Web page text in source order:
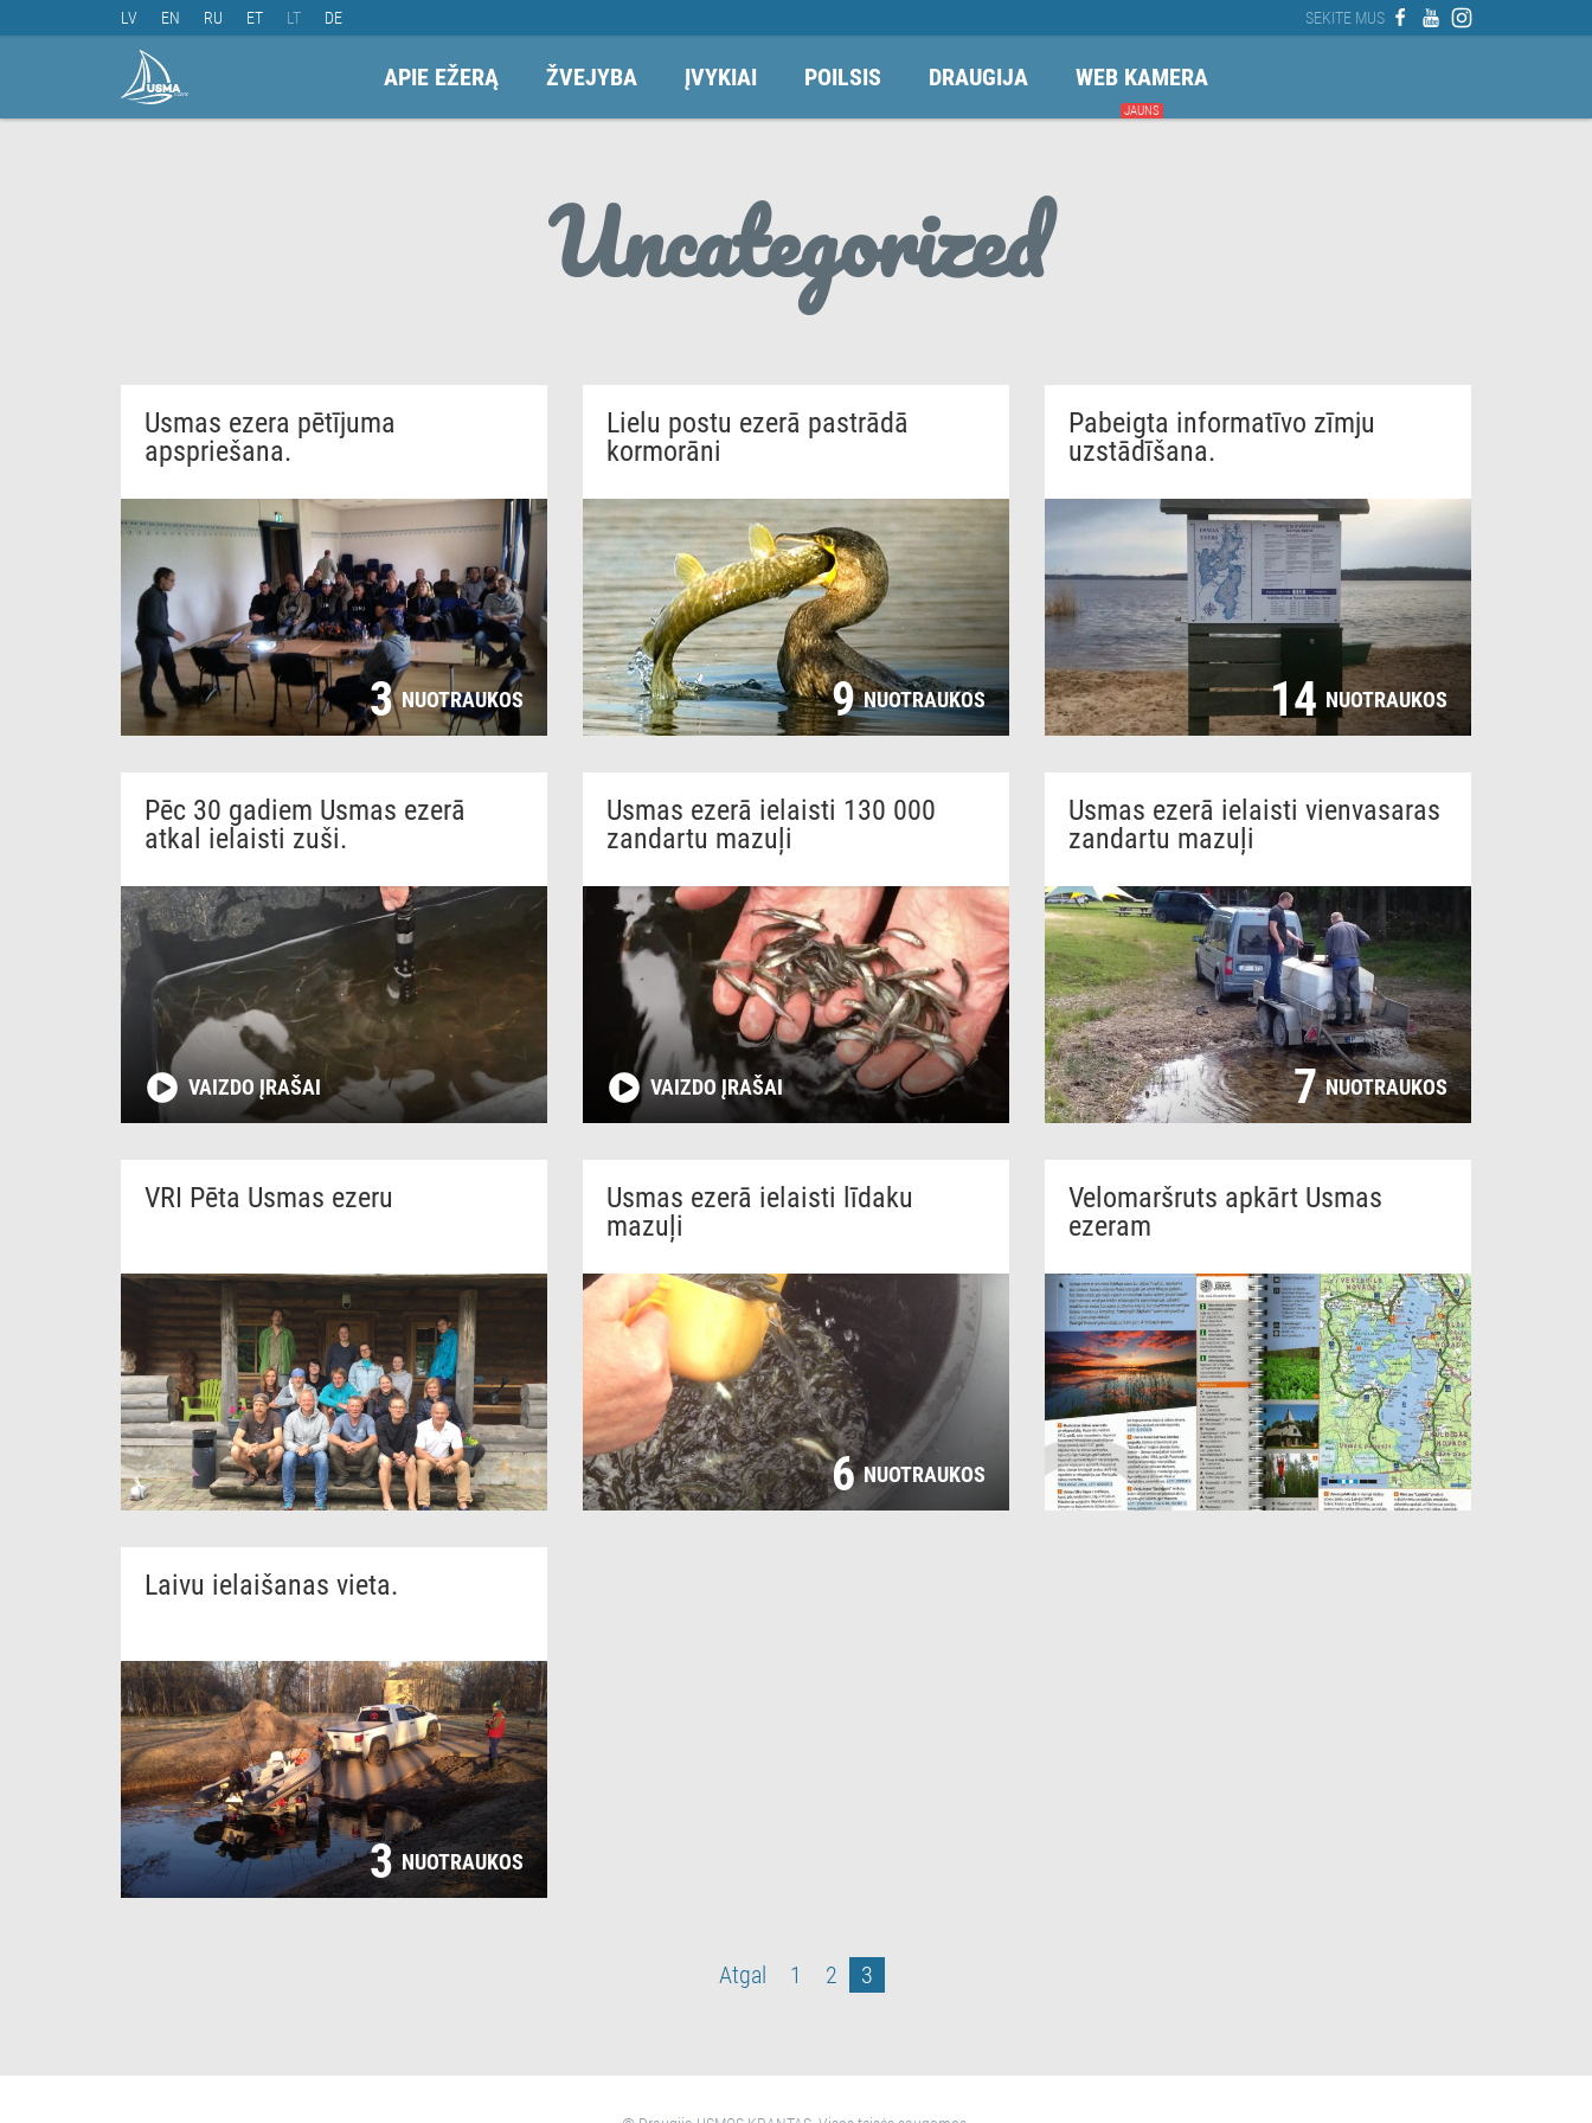
LV EN RU ET LT DE SEKITE MUS
APIE EŽERĄ ŽVEJYBA ĮVYKIAI POILSIS DRAUGIJA WEB KAMERA
JAUNS
Uncategorized
Usmas ezera pētījuma
apspriešana.
3 NUOTRAUKOS
Lielu postu ezerā pastrādā
kormorāni
9 NUOTRAUKOS
Pabeigta informatīvo zīmju
uzstādīšana.
14 NUOTRAUKOS
Pēc 30 gadiem Usmas ezerā
atkal ielaisti zuši.
VAIZDO ĮRAŠAI
Usmas ezerā ielaisti 130 000
zandartu mazuļi
VAIZDO ĮRAŠAI
Usmas ezerā ielaisti vienvasaras
zandartu mazuļi
7 NUOTRAUKOS
VRI Pēta Usmas ezeru
Usmas ezerā ielaisti līdaku
mazuļi
6 NUOTRAUKOS
Velomaršruts apkārt Usmas
ezeram
Laivu ielaišanas vieta.
3 NUOTRAUKOS
Atgal 1 2 3